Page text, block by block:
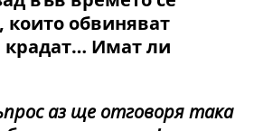
които обвиняват
крадат… Имат ли
аз ще отговоря така